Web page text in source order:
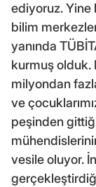
ediyoruz. Yine
bilim
yanında
kurmuş olduk.
milyondan
ve
peşinden
vesile oluyor.